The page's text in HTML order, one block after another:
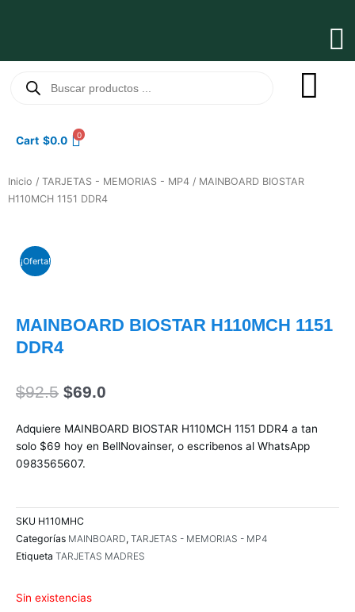
productos
Cart $0.0 0
Inicio / TARJETAS - MEMORIAS - MP4 / MAINBOARD BIOSTAR
H110MCH 1151 DDR4
¡Oferta!
MAINBOARD BIOSTAR H110MCH 1151
DDR4
$92.5 El
original
era:
$92.5.
$69.0
actual
es:
Adquiere MAINBOARD BIOSTAR H110MCH 1151 DDR4 a tan
solo $69 hoy en BellNovainser, o escribenos al WhatsApp
0983565607.
SKU H110MHC
Categorías MAINBOARD, TARJETAS - MEMORIAS - MP4
Etiqueta TARJETAS MADRES
Sin existencias